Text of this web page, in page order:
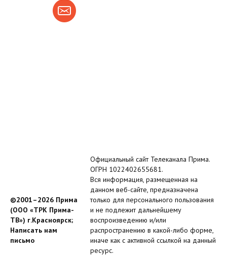
©2001–2026 Прима
(ООО «ТРК Прима-
ТВ») г.Красноярск;
Написать нам
письмо
Официальный сайт Телеканала Прима.
ОГРН 1022402655681.
Вся информация, размещенная на
данном веб-сайте, предназначена
только для персонального пользования
и не подлежит дальнейшему
воспроизведению и/или
распространению в какой-либо форме,
иначе как с активной ссылкой на данный
ресурс.